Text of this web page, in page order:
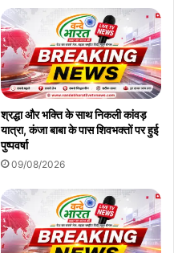
श्रद्धा और भक्ति के साथ निकली कांवड़
यात्रा, कंजा बाबा के पास शिवभक्तों पर हुई
पुष्पवर्षा
09/08/2026